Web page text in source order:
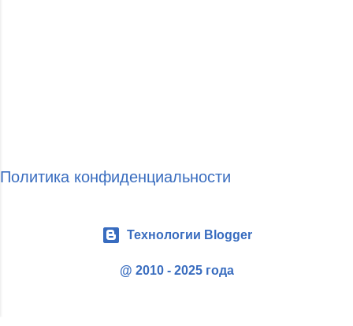
Политика конфиденциальности
Технологии Blogger
@ 2010 - 2025 года